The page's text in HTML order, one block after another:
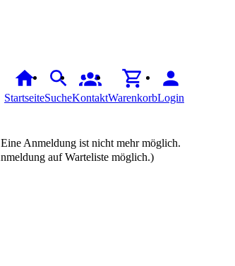
StartseiteSucheKontaktWarenkorbLogin
auf Warteliste möglich.)